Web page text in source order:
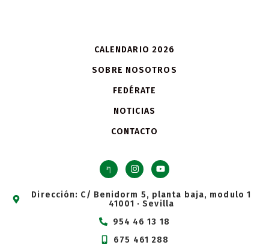
CALENDARIO 2026
SOBRE NOSOTROS
FEDÉRATE
NOTICIAS
CONTACTO
Dirección: C/ Benidorm 5, planta baja, modulo 1
41001 · Sevilla
954 46 13 18
675 461 288